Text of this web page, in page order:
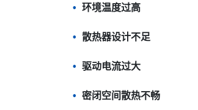
环境温度过高
散热器设计不足
驱动电流过大
密闭空间散热不畅